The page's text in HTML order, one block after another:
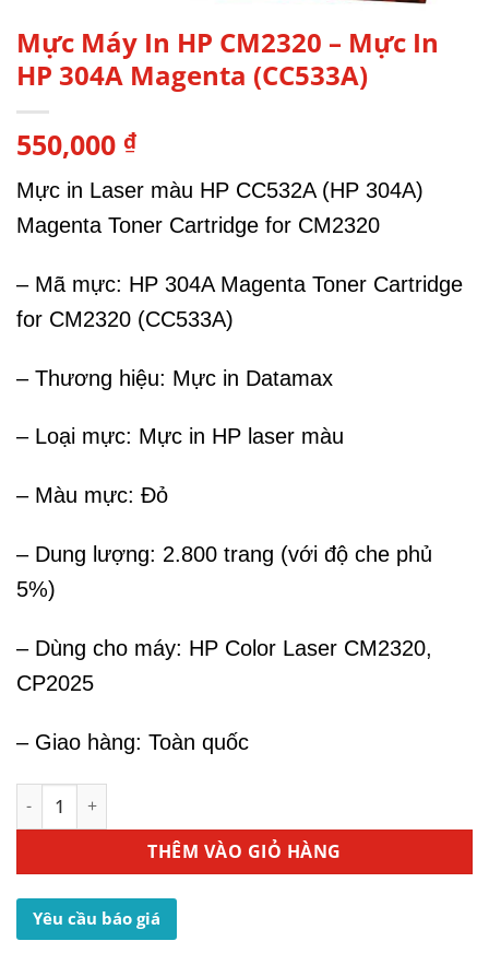
Mực Máy In HP CM2320 – Mực In
HP 304A Magenta (CC533A)
550,000 ₫
Mực in Laser màu HP CC532A (HP 304A)
Magenta Toner Cartridge for CM2320
– Mã mực: HP 304A Magenta Toner Cartridge
for CM2320 (CC533A)
– Thương hiệu: Mực in Datamax
– Loại mực: Mực in HP laser màu
– Màu mực: Đỏ
– Dung lượng: 2.800 trang (với độ che phủ
5%)
– Dùng cho máy: HP Color Laser CM2320,
CP2025
– Giao hàng: Toàn quốc
Mực Máy In HP CM2320 - Mực In HP 304A Magenta
THÊM VÀO GIỎ HÀNG
Yêu cầu báo giá